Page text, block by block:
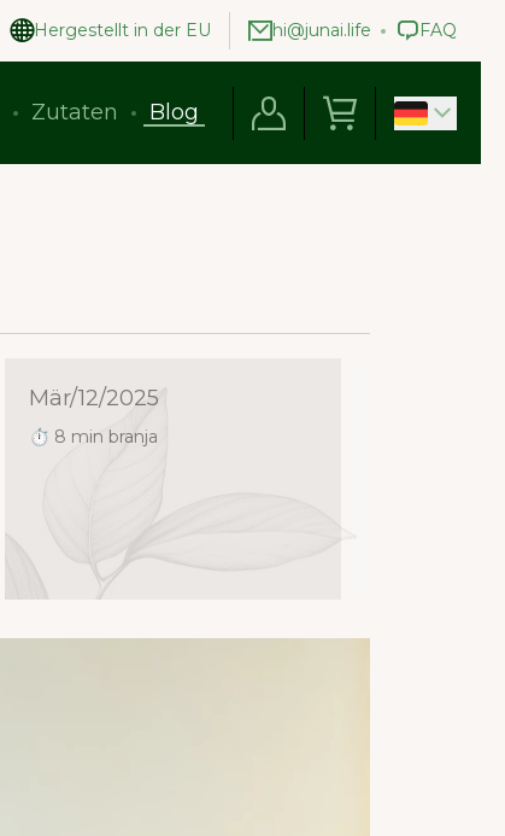
Hergestellt in der EU hi@junai.life FAQ
Zutaten Blog
Mär/12/2025
⏱ 8 min branja